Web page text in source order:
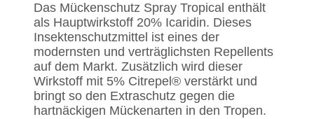
Das Mückenschutz Spray Tropical enthält
als Hauptwirkstoff 20% Icaridin. Dieses
Insektenschutzmittel ist eines der
modernsten und verträglichsten Repellents
auf dem Markt. Zusätzlich wird dieser
Wirkstoff mit 5% Citrepel® verstärkt und
bringt so den Extraschutz gegen die
hartnäckigen Mückenarten in den Tropen.